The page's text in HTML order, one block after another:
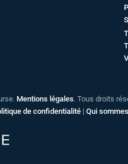
Mentions légales. Tous droits
de confidentialité | Qui